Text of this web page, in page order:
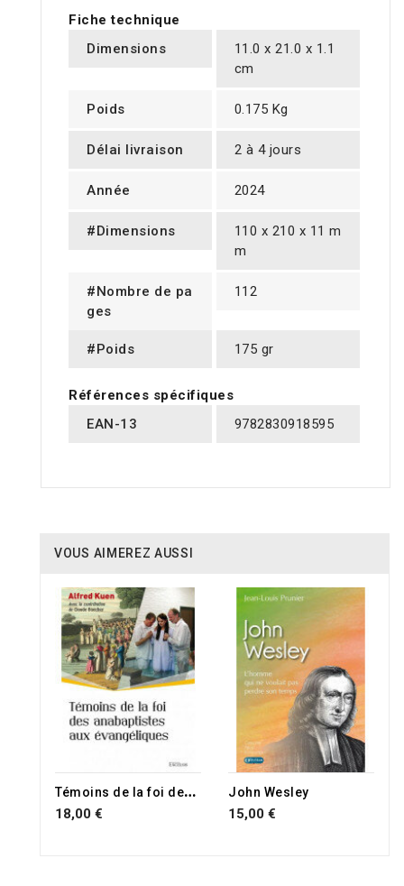
Fiche technique
Dimensions
11.0 x 21.0 x 1.1
cm
Poids 0.175 Kg
Délai livraison 2 à 4 jours
Année 2024
#Dimensions
110 x 210 x 11 m
m
#Nombre de pa
ges
112
#Poids 175 gr
Références spécifiques
EAN-13
9782830918595
VOUS AIMEREZ AUSSI
T
émoins de la foi des anabaptistes aux évangéliques
18,00 €
John Wesley
15,00 €